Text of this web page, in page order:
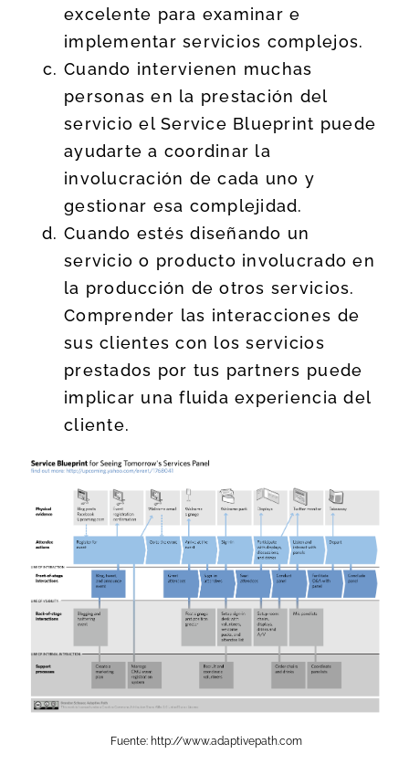
excelente para examinar e
implementar servicios complejos.
Cuando intervienen muchas
personas en la prestación del
servicio el Service Blueprint puede
ayudarte a coordinar la
involucración de cada uno y
gestionar esa complejidad.
Cuando estés diseñando un
servicio o producto involucrado en
la producción de otros servicios.
Comprender las interacciones de
sus clientes con los servicios
prestados por tus partners puede
implicar una fluida experiencia del
cliente.
Fuente: http://www.adaptivepath.com